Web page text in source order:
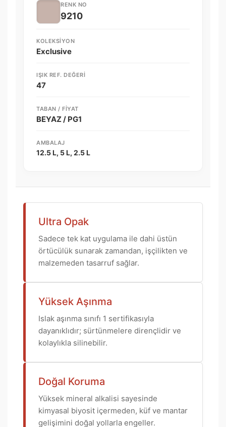
RENK NO
9210
KOLEKSIYON
Exclusive
IŞIK REF. DEĞERI
47
TABAN / FIYAT
BEYAZ / PG1
AMBALAJ
12.5 L, 5 L, 2.5 L
Ultra Opak
Sadece tek kat uygulama ile dahi üstün
örtücülük sunarak zamandan, işçilikten ve
malzemeden tasarruf sağlar.
Yüksek Aşınma
Islak aşınma sınıfı 1 sertifikasıyla
dayanıklıdır; sürtünmelere dirençlidir ve
kolaylıkla silinebilir.
Doğal Koruma
Yüksek mineral alkalisi sayesinde
kimyasal biyosit içermeden, küf ve mantar
gelişimini doğal yollarla engeller.